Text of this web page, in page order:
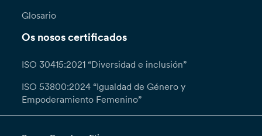
Glosario
Os nosos certificados
ISO 30415:2021 “Diversidad e inclusión”
ISO 53800:2024 “Igualdad de Género y
Empoderamiento Femenino”